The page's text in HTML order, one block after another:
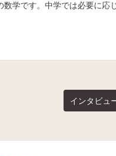
数学です。中学では必要に応
インタビュ